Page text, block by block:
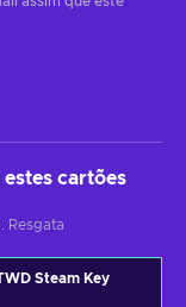
cartões
Resgata
Steam Key